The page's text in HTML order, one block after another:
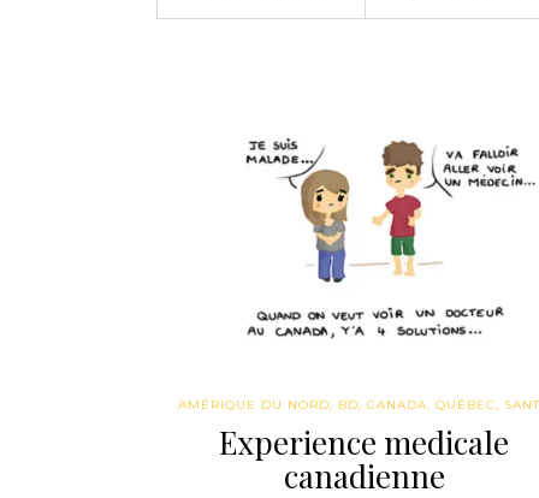
AMÉRIQUE DU NORD BD CANADA QUÉBEC
Experience medicale
canadienne